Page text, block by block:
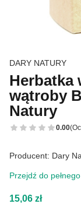
DARY NATURY
Herbatka
wątroby
Natury
0.00
Producent: Dary
Przejdź do
Cena
15,06 zł